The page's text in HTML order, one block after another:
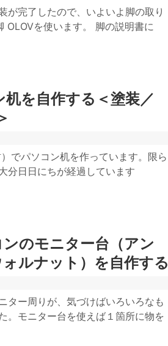
が完了したので、いよいよ脚の取り
OLOVを使います。 脚の説明書に
を自作する＜塗装／
でパソコン机を作っています。限ら
分日日にちが経過しています
のモニター台（アン
ルナット）を自作する
ター周りが、気づけばいろいろなも
。モニター台を使えば１箇所に物を